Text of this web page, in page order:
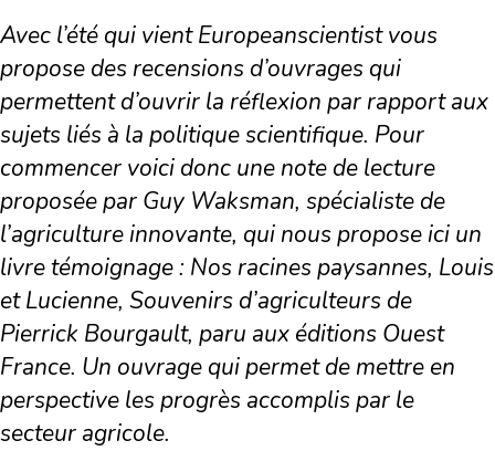
Avec l’été qui vient Europeanscientist vous
propose des recensions d’ouvrages qui
permettent d’ouvrir la réflexion par rapport aux
sujets liés à la politique scientifique. Pour
commencer voici donc une note de lecture
proposée par Guy Waksman, spécialiste de
l’agriculture innovante, qui nous propose ici un
livre témoignage : Nos racines paysannes, Louis
et Lucienne, Souvenirs d’agriculteurs de
Pierrick Bourgault, paru aux éditions Ouest
France. Un ouvrage qui permet de mettre en
perspective les progrès accomplis par le
secteur agricole.